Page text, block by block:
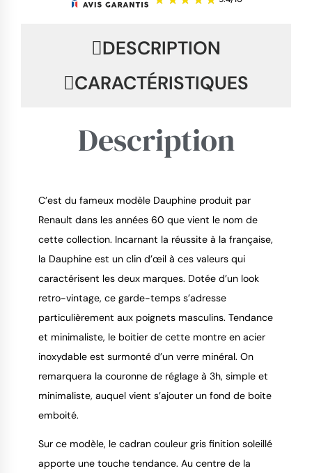
9.4/
DESCRIPTION
CARACTÉRISTIQUES
Description
C’est du fameux modèle Dauphine produit par
Renault dans les années 60 que vient le nom de
cette collection. Incarnant la réussite à la française,
la Dauphine est un clin d’œil à ces valeurs qui
caractérisent les deux marques. Dotée d’un look
retro-vintage, ce garde-temps s’adresse
particulièrement aux poignets masculins. Tendance
et minimaliste, le boitier de cette montre en acier
inoxydable est surmonté d’un verre minéral. On
remarquera la couronne de réglage à 3h, simple et
minimaliste, auquel vient s’ajouter un fond de boite
emboité.
Sur ce modèle, le cadran couleur gris finition soleillé
apporte une touche tendance. Au centre de la